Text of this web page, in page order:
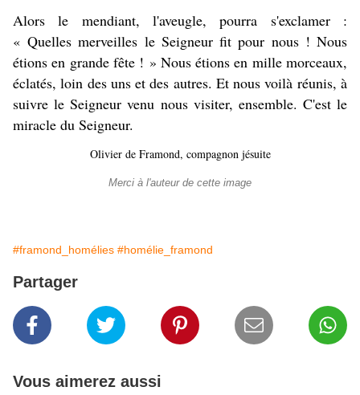
Alors le mendiant, l'aveugle, pourra s'exclamer :
« Quelles merveilles le Seigneur fit pour nous ! Nous
étions en grande fête ! » Nous étions en mille morceaux,
éclatés, loin des uns et des autres. Et nous voilà réunis, à
suivre le Seigneur venu nous visiter, ensemble. C'est le
miracle du Seigneur.
Olivier de Framond, compagnon jésuite
Merci à l'auteur de cette image
#framond_homélies #homélie_framond
Partager
Vous aimerez aussi